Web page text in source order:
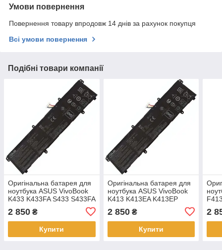
Умови повернення
Повернення товару впродовж 14 днів за рахунок покупця
Всі умови повернення
Подібні товари компанії
Оригінальна батарея для
ноутбука ASUS VivoBook
K433 K433FA S433 S433FA
B31N1911 C31N1911
2 850 ₴
Купити
Оригінальна батарея для
ноутбука ASUS VivoBook
K413 K413EA K413EP
K413EQ K413FA K413FP
K413FQ K413JA K413JP -
B31N1911 C31N1911
2 850₴
Купити
2